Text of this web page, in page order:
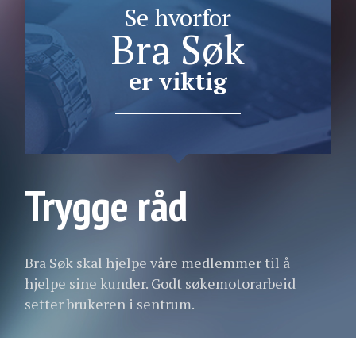
Se hvorfor
Bra Søk
er viktig
Trygge råd
Bra Søk skal hjelpe våre medlemmer til å
hjelpe sine kunder. Godt søkemotorarbeid
setter brukeren i sentrum.